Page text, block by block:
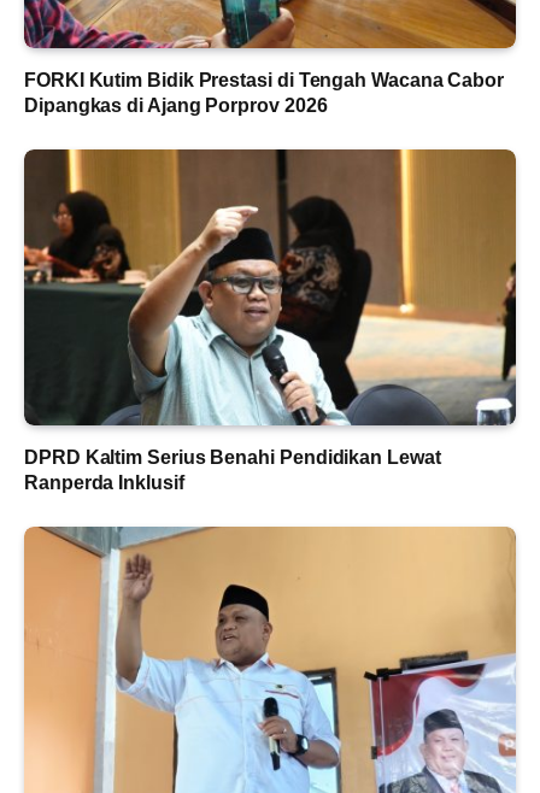
FORKI Kutim Bidik Prestasi di Tengah Wacana Cabor
Dipangkas di Ajang Porprov 2026
DPRD Kaltim Serius Benahi Pendidikan Lewat
Ranperda Inklusif